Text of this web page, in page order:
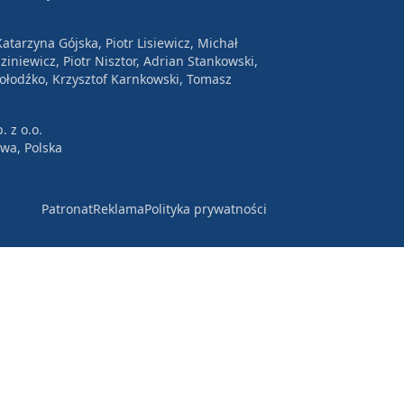
Gójska, Piotr Lisiewicz, Michał
Piotr Nisztor, Adrian Stankowski,
Krzysztof Karnkowski, Tomasz
z o.o.
Polska
PatronatReklamaPolityka prywatności